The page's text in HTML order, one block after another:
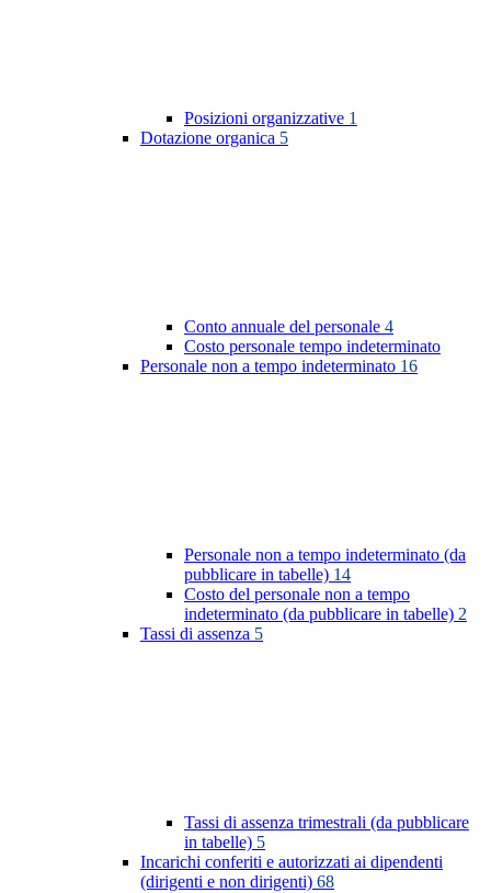
Posizioni organizzative 1
Dotazione organica 5
Conto annuale del personale 4
Costo personale tempo indeterminato
Personale non a tempo indeterminato 16
Personale non a tempo indeterminato (da
pubblicare in tabelle) 14
Costo del personale non a tempo
indeterminato (da pubblicare in tabelle) 2
Tassi di assenza 5
Tassi di assenza trimestrali (da pubblicare
in tabelle) 5
Incarichi conferiti e autorizzati ai dipendenti
(dirigenti e non dirigenti) 68